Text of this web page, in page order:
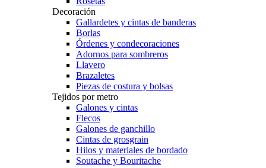
Decoración
Gallardetes y cintas de banderas
Borlas
Órdenes y condecoraciones
Adornos para sombreros
Llavero
Brazaletes
Piezas de costura y bolsas
Tejidos por metro
Galones y cintas
Flecos
Galones de ganchillo
Cintas de grosgrain
Hilos y materiales de bordado
Soutache y Bouritache